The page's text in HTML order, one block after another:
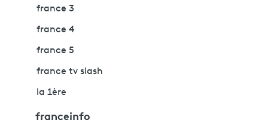
france 3
france 4
france 5
france tv slash
la 1ère
franceinfo